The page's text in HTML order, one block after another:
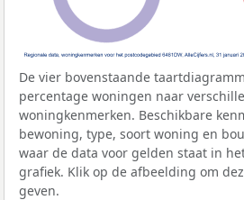
De vier bovenstaande
percentage woningen naar
woningkenmerken. Beschikbare
bewoning, type, soort woning en
waar de data voor gelden staat in
grafiek. Klik op de afbeelding om
geven.